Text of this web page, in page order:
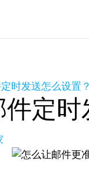
时发送怎么设置？
定